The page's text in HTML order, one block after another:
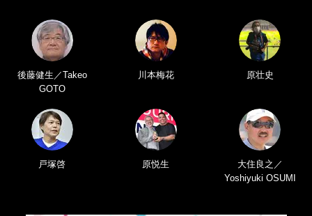
後藤健生／Takeo
GOTO
川本梅花 原壮史
戸塚啓 原悦生
大住良之／
Yoshiyuki OSUMI